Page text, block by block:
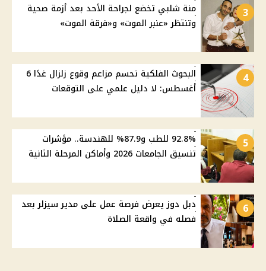
3
منة شلبي تخضع لجراحة الأحد بعد أزمة صحية
وتنتظر «عنبر الموت» و«فرقة الموت»
4
البحوث الفلكية تحسم مزاعم وقوع زلزال غدًا 6
أغسطس: لا دليل علمي على التوقعات
5
92.8% للطب و87.9% للهندسة.. مؤشرات
تنسيق الجامعات 2026 وأماكن المرحلة الثانية
6
دبل دوز يعرض فرصة عمل على مدير سيزلر بعد
فصله في واقعة الصلاة